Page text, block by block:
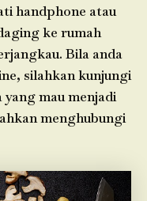
handphone atau
ke rumah
Bila anda
silahkan kunjungi
mau menjadi
menghubungi